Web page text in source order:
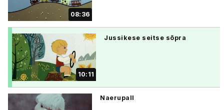
08:36
10:11
Jussikese seitse sõpra
Naerupall